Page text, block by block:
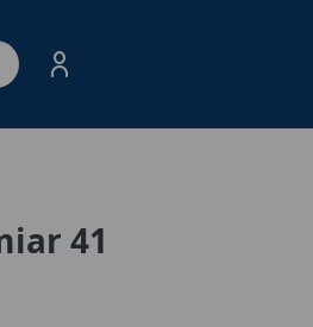
Spacja – otwórz/
41